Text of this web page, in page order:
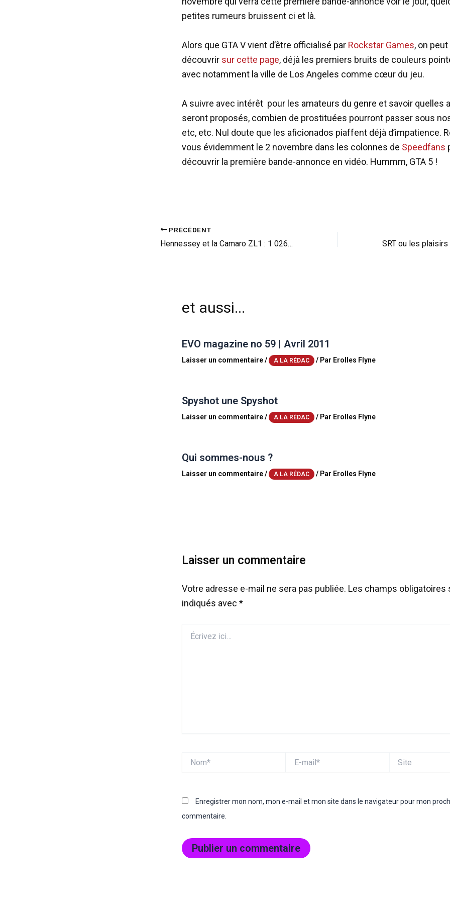
petites rumeurs bruissent ci et là.
Alors que GTA V vient d’être officialisé par Rockstar Games, on
découvrir sur cette page, déjà les premiers bruits de couleurs
avec notamment la ville de Los Angeles comme cœur du jeu.
A suivre avec intérêt pour les amateurs du genre et savoir quelles
seront proposés, combien de prostituées pourront passer sous
etc, etc. Nul doute que les aficionados piaffent déjà d’impatience.
vous évidemment le 2 novembre dans les colonnes de Speedfans
découvrir la première bande-annonce en vidéo. Hummm, GTA 5 !
PRÉCÉDENT
Hennessey et la Camaro ZL1 : 1 026 ch pour le pack ultime
et aussi...
EVO magazine no 59 | Avril 2011
Laisser un commentaire/ A LA RÉDAC / Par Erolles Flyne
Spyshot une Spyshot
Laisser un commentaire/ A LA RÉDAC / Par Erolles Flyne
Qui sommes-nous ?
Laisser un commentaire/ A LA RÉDAC / Par Erolles Flyne
Laisser un commentaire
Votre adresse e-mail ne sera pas publiée. Les champs obligatoires
indiqués avec *
ici…
mail*
Enregistrer mon nom, mon e-mail et mon site dans le navigateur pour mon
commentaire.